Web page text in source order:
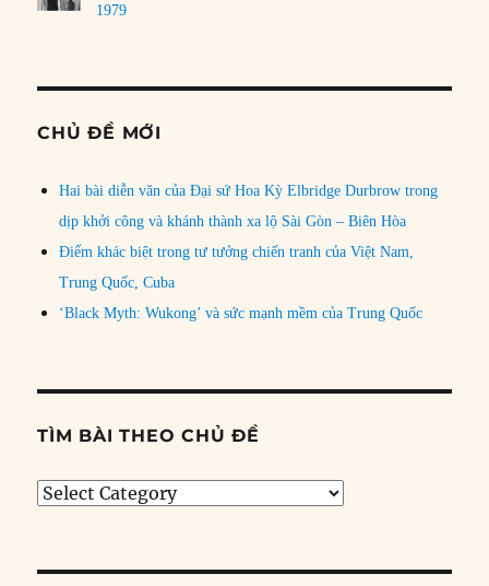
1979
CHỦ ĐỀ MỚI
Hai bài diễn văn của Đại sứ Hoa Kỳ Elbridge Durbrow trong
dịp khởi công và khánh thành xa lộ Sài Gòn – Biên Hòa
Điểm khác biệt trong tư tưởng chiến tranh của Việt Nam,
Trung Quốc, Cuba
‘Black Myth: Wukong’ và sức mạnh mềm của Trung Quốc
TÌM BÀI THEO CHỦ ĐỀ
Tìm